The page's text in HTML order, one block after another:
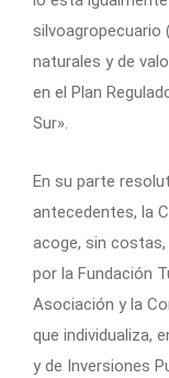
silvoagropecuario
naturales y de
en el Plan
Sur».
En su parte
antecedentes, la
acoge, sin
por la Fundación
Asociación y la
que individualiza,
y de Inversiones